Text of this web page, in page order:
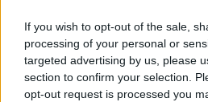
If you wish to opt-out of the sale,
processing of your personal or
targeted advertising by us, please
section to confirm your selection.
opt-out request is processed you
megnyugszik, de a
még nem! Még
büntet a távozó